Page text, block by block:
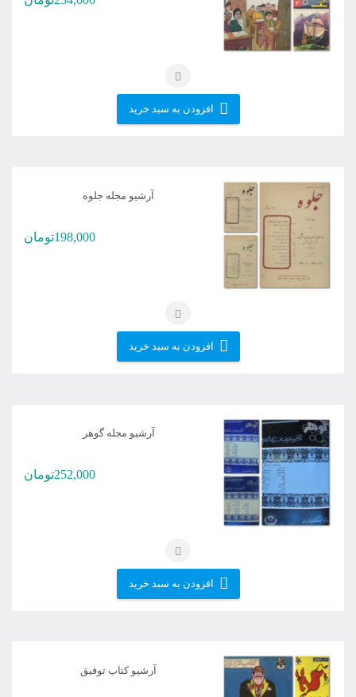
افزودن به سبد خرید
آرشیو مجله جلوه
198,000تومان
افزودن به سبد خرید
آرشیو مجله گوهر
252,000تومان
افزودن به سبد خرید
آرشیو کتاب توفیق